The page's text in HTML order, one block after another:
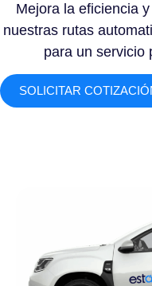
Mejora la eficiencia
nuestras rutas
para un servicio
SOLICITAR